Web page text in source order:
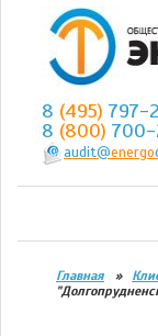
8 (495) 797-
8 (800)
audit@energo
Главная »